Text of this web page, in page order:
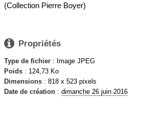
(Collection Pierre Boyer)
 Propriétés
Type de fichier : Image JPEG
Poids : 124,73 Ko
Dimensions : 818 x 523 pixels
Date de création : dimanche 26 juin 2016